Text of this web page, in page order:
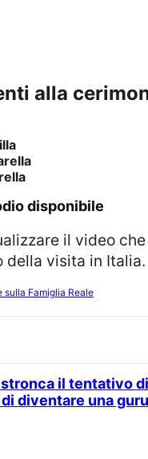
alla
disponibile
della visita in Italia.
sulla Famiglia Reale
diventare una guru